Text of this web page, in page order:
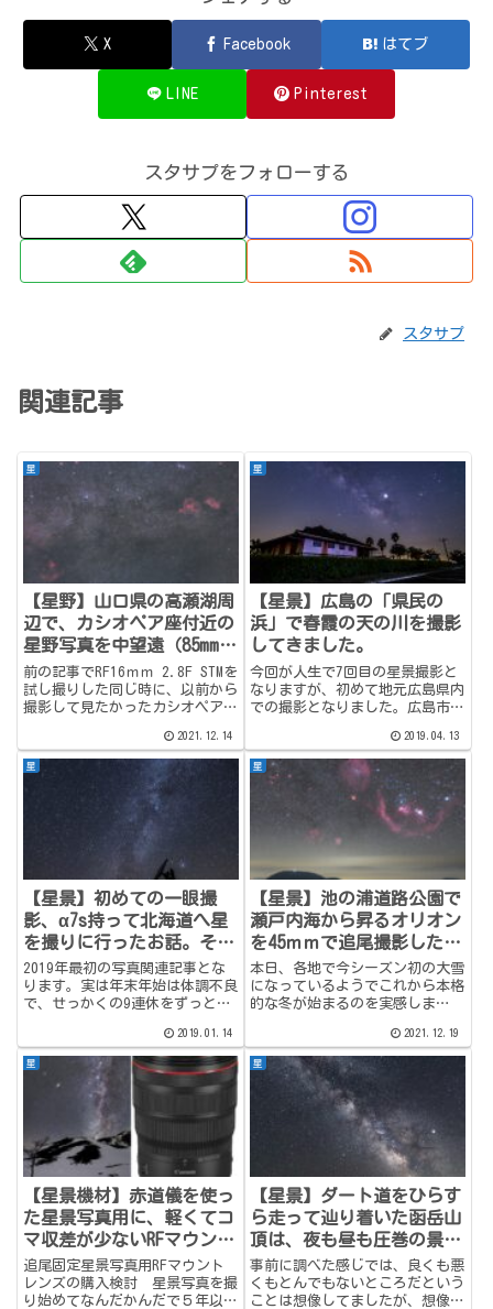
X Facebook はてブ
LINE Pinterest
スタサプをフォローする
スタサプ
関連記事
星
【星野】山口県の高瀬湖周
辺で、カシオペア座付近の
星野写真を中望遠（85mm）
で撮影してみました。
前の記事でRF16ｍｍ 2.8F STMを
試し撮りした同じ時に、以前から
撮影して見たかったカシオペア座
紹介します。前回の記事 まずま
ず思ってた感じの絵になったの
で、個人的には満足です。 これ
までやってみないとわ...
2021.12.14
星
【星景】広島の「県民の
浜」で春霞の天の川を撮影
してきました。
今回が人生で7回目の星景撮影と
なりますが、初めて地元広島県内
での撮影となりました。広島市内
場所を探すと、瀬戸内海沿岸はど
うしても光害の影響があるため、
四国に渡るか、中国山地より北に
行くかの大きく分けて二択にな
る...
2019.04.13
星
【星景】初めての一眼撮
影、α7s持って北海道へ星
を撮りに行ったお話。その
１
2019年最初の写真関連記事とな
ります。実は年末年始は体調不良
で、せっかくの9連休をずっと引
然撮影にもでかけていないので新
たなネタも無し。ちょうどいいの
で、初めての一眼での撮影となっ
た、北海道へ星景写真を撮り
2019.01.14
星
【星景】池の浦道路公園で
瀬戸内海から昇るオリオン
を45ｍｍで追尾撮影した追
尾固定合成写真
本日、各地で今シーズン初の大雪
になっているようでこれから本格
的な冬が始まるのを実感しま
ジがあるオリオン座ですが、実は
12月には薄明終わりぐらいの時
間帯に東から昇ってくるので、東
側の風景との星景写真を狙うには
2021.12.19
星
【星景機材】赤道儀を使っ
た星景写真用に、軽くてコ
マ収差が少ないRFマウント
のレンズが欲しくなったの
で検討してみた。
追尾固定星景写真用RFマウント
レンズの購入検討 星景写真を撮
り始めてなんだかんだで５年以上
星
【星景】ダート道をひらす
ら走って辿り着いた函岳山
頂は、夜も昼も圧巻の景色
が広がる天空の世界であっ
た！
事前に調べた感じでは、良くも悪
くもとんでもないところだという
ことは想像してましたが、想像以